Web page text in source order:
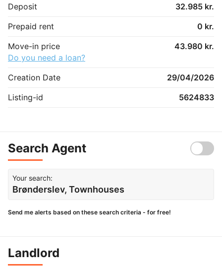
Deposit
32.985 kr.
Prepaid rent
0 kr.
Move-in price
43.980 kr.
Do you need a loan?
Creation Date
29/04/2026
Listing-id
5624833
Search Agent
Your search:
Brønderslev, Townhouses
Send me alerts based on these search criteria - for free!
Landlord